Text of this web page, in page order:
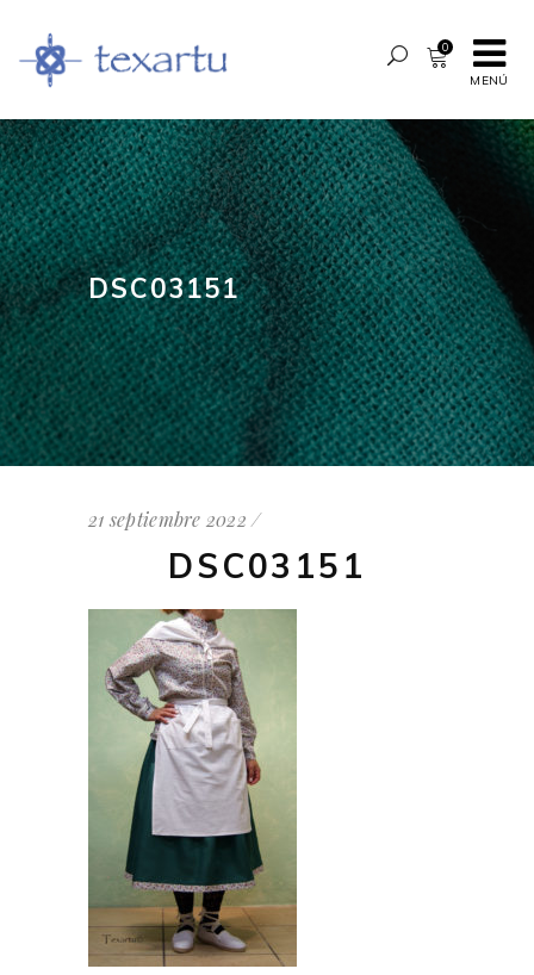
MENÚ
0
DSC03151
21 septiembre 2022
DSC03151